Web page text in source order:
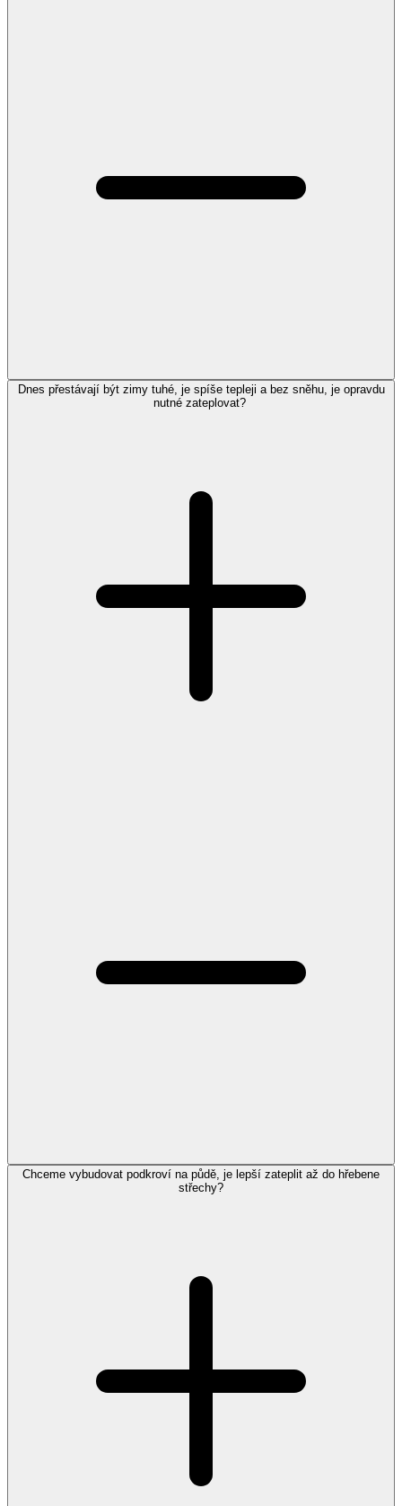
Dnes přestávají být zimy tuhé, je spíše tepleji a bez sněhu, je opravdu
nutné zateplovat?
Chceme vybudovat podkroví na půdě, je lepší zateplit až do hřebene
střechy?